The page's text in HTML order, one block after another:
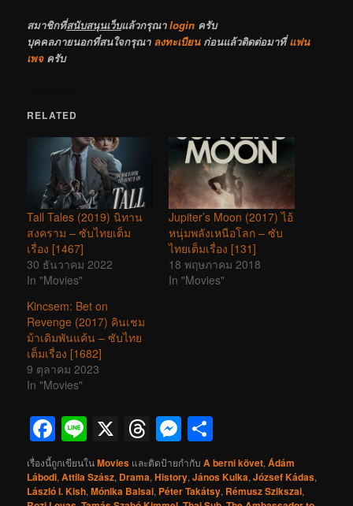
สมาชิกที่สนับสนุนเว็บแล้วกรุณาlogin ครับ
บุคคลภายนอกที่สนใจกรุณา ลงทะเบียนก่อนแล้วติดต่อมาที่แฟน
เพจครับ
RELATED
Tall Tales (2019) นิทาน
สงคราม – ซับไทยเต็ม
เรื่อง [1467]
30 ธันวาคม 2022
In "Movies"
Jupiter’s Moon (2017) ไอ้
หนุ่มพลังเหนือโลก – ซับ
ไทยเต็มเรื่อง [131]
18 พฤษภาคม 2018
In "Movies"
Kincsem: Bet on
Revenge (2017) คินเชม
ม้าเดิมพันแค้น – ซับไทย
เต็มเรื่อง [1682]
9 ตุลาคม 2023
In "Movies"
Facebook
Line
X Threads
Messenger
เรื่องนี้ถูกเขียนในMovies และติดป้ายกำกับA berni követ,Ádám
Lábodi,Attila Szász, Drama,History,János Kulka,József Kádas,
László I. Kish,Mónika Balsai, Péter Takátsy, Rémusz Szikszai,